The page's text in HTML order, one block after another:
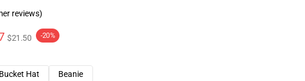
reviews)
$21.50 -20%
Bucket Hat
Beanie